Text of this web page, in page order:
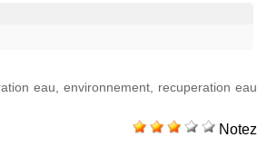
eau environnement, recuperation eau
Notez